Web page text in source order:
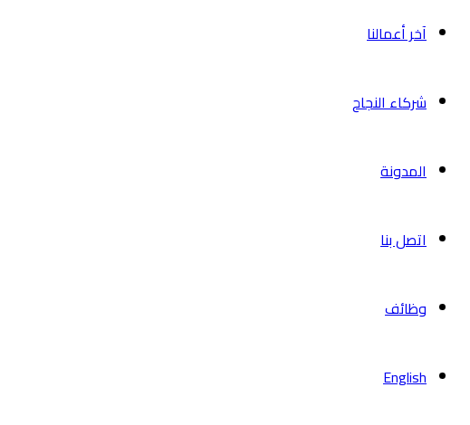
آخر أعمالنا
شركاء النجاح
المدونة
اتصل بنا
وظائف
English